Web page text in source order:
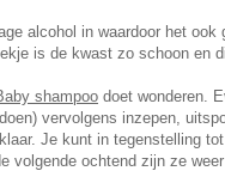
alcohol in waardoor het
is de kwast zo schoon en
shampoo doet wonderen.
vervolgens inzepen,
Je kunt in tegenstelling
volgende ochtend zijn ze